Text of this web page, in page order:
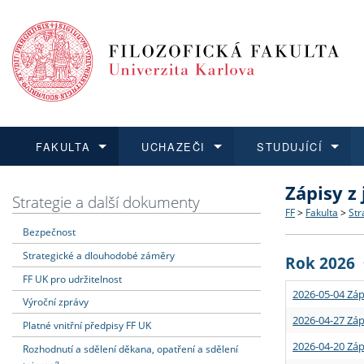
FAKULTA
Dozvědět se více
Struktura
Strategie
Podpora
UCHAZEČI
Podat přihlášku
Co
Učitelské
STUDUJÍCÍ
Dozvědět se více
Rigorózní
Dozvědět se více
O vědě a
Granty a
Dozvědět se více
Aktuální
Strategie a další dokumenty
Bezpečnost
Strategické a dlouhodobé záměry
FF UK pro udržitelnost
Výroční zprávy
Platné vnitřní předpisy FF UK
Rozhodnutí a sdělení děkana, opatření a sdělení
Zápisy
FF > Fakulta >
Rok 2026
2026-05-04
2026-04-27
2026-04-20